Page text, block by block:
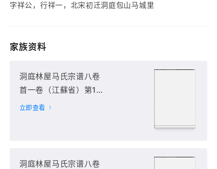
字祥公，行祥一，北宋初迁洞庭包山马城里
家族资料
洞庭林屋马氏宗谱八卷
首一卷（江蘇省）第1
册
立即查看
洞庭林屋马氏宗谱八卷